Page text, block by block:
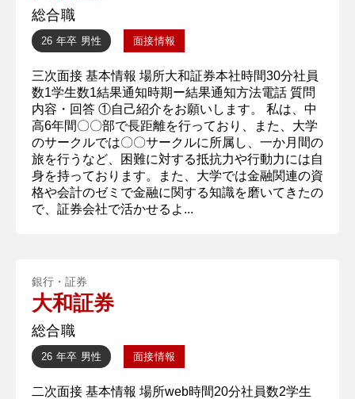
総合職
26 年卒 男性 面接情報
三次面接 基本情報 場所大和証券本社時間30分社員
数1学生数1結果通知時期ー結果通知方法電話 質問
内容・回答 ①自己紹介をお願いします。 私は、中
高6年間〇〇部で長距離を行っており、また、大学
のサークルでは〇〇サークルに所属し、一か月間の
旅を行うなど、困難に対する抵抗力や行動力には自
身を持っております。また、大学では金融関連の資
格や会計のゼミで金融に関する知識を磨いてきたの
で、証券会社で活かせるよ...
銀行・証券
大和証券
総合職
26 年卒 男性 面接情報
二次面接 基本情報 場所web時間20分社員数2学生